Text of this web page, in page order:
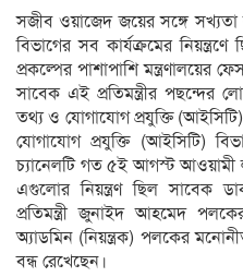
সজীব ওয়াজেদ জয়ের সঙ্গে সখ্যতা
বিভাগের সব কার্যক্রমের
প্রকল্পের পাশাপাশি
সাবেক এই প্রতিমন্ত্রীর
তথ্য ও যোগাযোগ প্রযুক্তি (আইসিটি)
যোগাযোগ প্রযুক্তি (আইসিটি)
চ্যানেলটি গত ৫ই আগস্ট আওয়ামী
এগুলোর নিয়ন্ত্রণ ছিল সাবেক
প্রতিমন্ত্রী জুনাইদ আহমেদ
অ্যাডমিন (নিয়ন্ত্রক) পলকের
বন্ধ রেখেছেন।